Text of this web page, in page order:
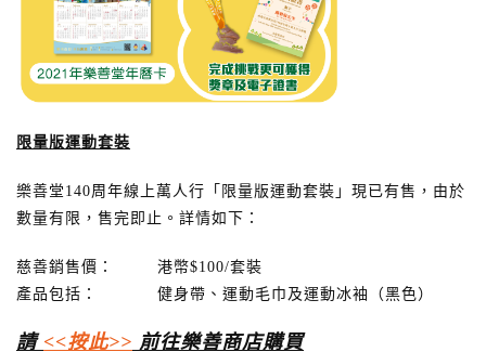
限量版運動套裝
樂善堂140周年線上萬人行「限量版運動套裝」現已有售，由於
數量有限，售完即止。詳情如下：
慈善銷售價： 港幣$100/套裝
產品包括： 健身帶、運動毛巾及運動冰袖（黑色）
請 <<按此>> 前往樂善商店購買